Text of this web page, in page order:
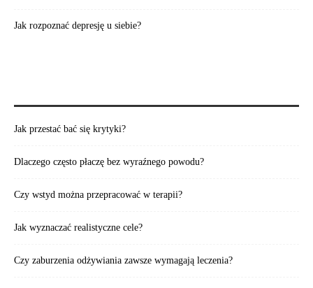
Jak rozpoznać depresję u siebie?
Jak przestać bać się krytyki?
Dlaczego często płaczę bez wyraźnego powodu?
Czy wstyd można przepracować w terapii?
Jak wyznaczać realistyczne cele?
Czy zaburzenia odżywiania zawsze wymagają leczenia?